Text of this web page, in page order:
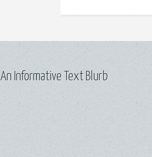
An Informative Text Blurb